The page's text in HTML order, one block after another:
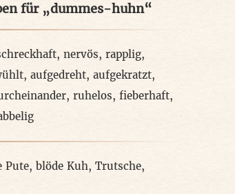
für „dummes-huhn“
, nervös, rapplig,
, aufgedreht, aufgekratzt,
, ruhelos, fieberhaft,
Pute, blöde Kuh, Trutsche,